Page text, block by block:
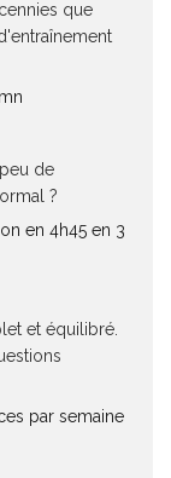
que
de
?
en 4h45 en 3
et équilibré.
par semaine